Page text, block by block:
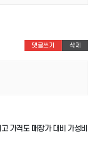
댓글쓰기 삭제
가격도 매장가 대비 가성비